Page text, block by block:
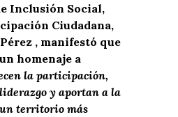
Inclusión Social,
Ciudadana,
, manifestó que
homenaje a
la participación,
y aportan a la
territorio más